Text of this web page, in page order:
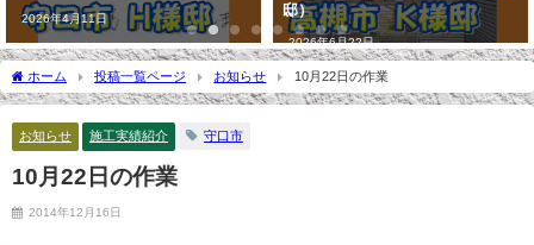
2026年4月11日
邸）
2026年6月22日
ホーム 投稿一覧ページ お知らせ 10月22日の作業
お知らせ 施工実績紹介 守口市
10月22日の作業
2014年12月16日